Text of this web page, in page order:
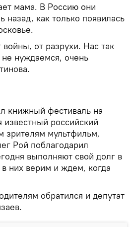
мама. В Россию они
как только появилась
от разрухи. Нас так
нуждаемся, очень
книжный фестиваль на
российский
зрителям мультфильм,
Рой поблагодарил
выполняют свой долг в
них верим и ждем, когда
обратился и депутат